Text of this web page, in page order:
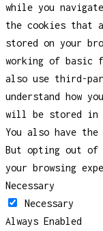
while you
the cookies that
stored on your
working of basic
also use third-
understand how
will be stored in
You also have
But opting out of
your browsing
Necessary
Necessary
Always Enabled